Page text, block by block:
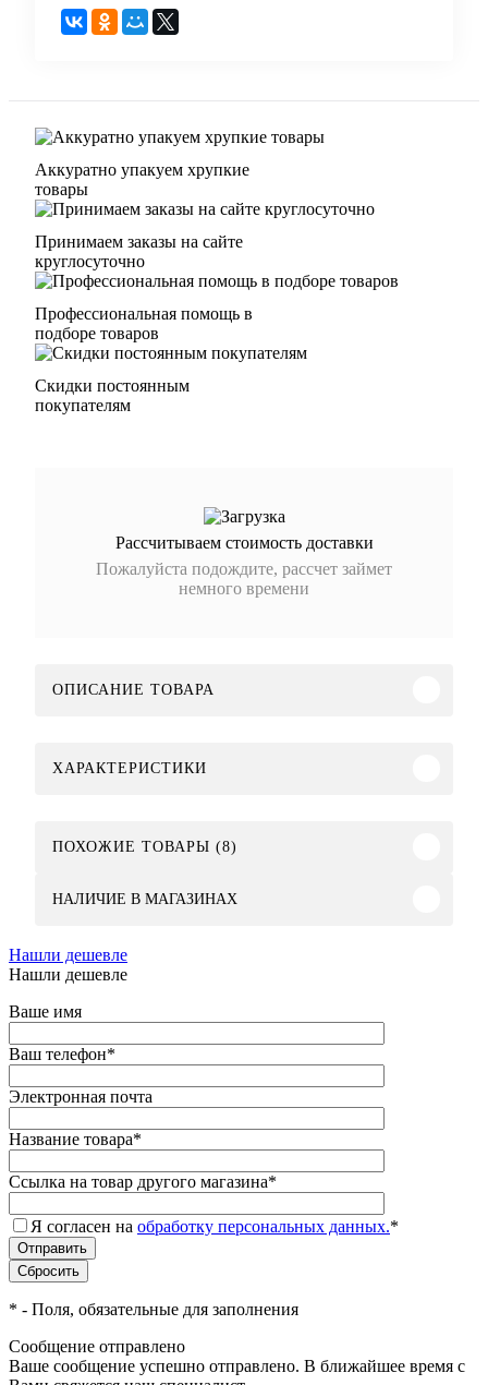
Аккуратно упакуем хрупкие
товары
Принимаем заказы на сайте
круглосуточно
Профессиональная помощь в
подборе товаров
Скидки постоянным
покупателям
Рассчитываем стоимость доставки
Пожалуйста подождите, рассчет займет
немного времени
ОПИСАНИЕ ТОВАРА
ХАРАКТЕРИСТИКИ
ПОХОЖИЕ ТОВАРЫ (8)
НАЛИЧИЕ В МАГАЗИНАХ
Нашли дешевле
Нашли дешевле
Ваше имя
Ваш телефон*
Электронная почта
Название товара*
Ссылка на товар другого магазина*
Я согласен на обработку персональных данных.*
* - Поля, обязательные для заполнения
Сообщение отправлено
Ваше сообщение успешно отправлено. В ближайшее время с